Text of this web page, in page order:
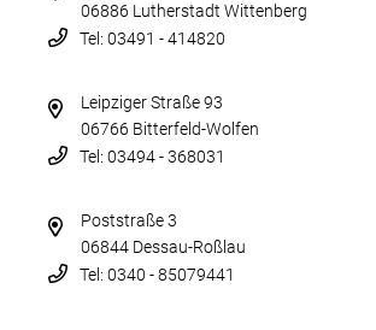
06886 Lutherstadt Wittenberg
Tel: 03491 - 414820
Leipziger Straße 93
06766 Bitterfeld-Wolfen
Tel: 03494 - 368031
Poststraße 3
06844 Dessau-Roßlau
Tel: 0340 - 85079441